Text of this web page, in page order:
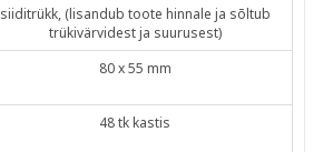
siiditrükk, (lisandub toote hinnale ja sõltub
trükivärvidest ja suurusest)
80 x 55 mm
48 tk kastis